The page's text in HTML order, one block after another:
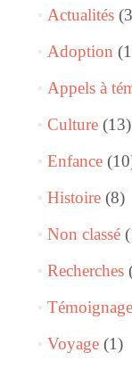
Actualités
Adoption
Appels à
Culture(13)
Enfance
Histoire(8)
Non classé
Recherches
Voyage(1)